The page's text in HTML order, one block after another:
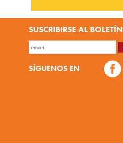
SUSCRIBIRSE AL BOLETÍN
SÍGUENOS EN